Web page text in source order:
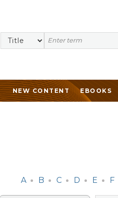
NEW CONTENT EBOOKS
A B C D E F